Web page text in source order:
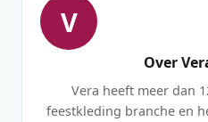
V
Over
Vera heeft meer dan
feestkleding branche en